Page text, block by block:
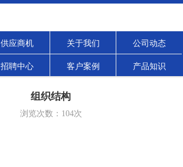
供应商机 关于我们 公司动态
招聘中心 客户案例 产品知识
组织结构
浏览次数： 104次